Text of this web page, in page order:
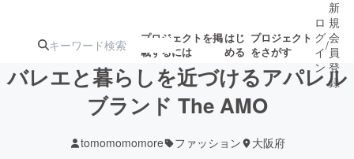
プロジェクトを掲
載するには
はじ
める
プロジェクト
をさがす
ターン
ジェクト
募集終了が近いプ
ロジェクト
されます
ロ
グ
イ
ン
/
新
規
会
員
登
録
バレエと暮らしを近づけるアパレル
ブランド The AMO
tomomomomore ファッション 大阪府